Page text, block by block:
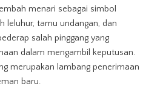
menari sebagai simbol
leluhur, tamu undangan, dan
salah pinggang yang
dalam mengambil keputusan.
merupakan lambang penerimaan
baru.